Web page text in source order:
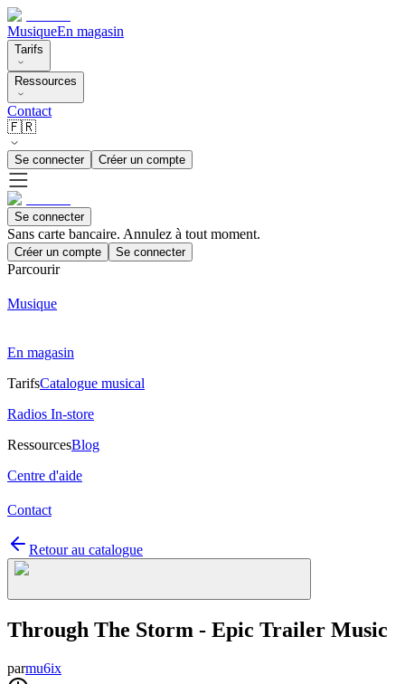
MusiqueEn magasin
Tarifs
Ressources
Contact
🇫🇷
Se connecter Créer un compte
Se connecter
Sans carte bancaire. Annulez à tout moment.
Créer un compte Se connecter
Parcourir
Musique
En magasin
TarifsCatalogue musical
Radios In-store
RessourcesBlog
Centre d'aide
Contact
Retour au catalogue
Through The Storm - Epic Trailer Music
parmu6ix